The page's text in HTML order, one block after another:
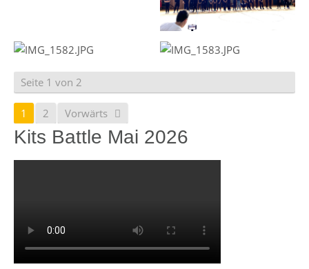
Seite 1 von 2
1 2 Vorwärts
Kits Battle Mai 2026